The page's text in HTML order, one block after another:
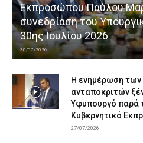
Εκπροσώπου Παύλου
συνεδρίαση του
30ης Ιουλίου 2026
30/07/2026
Η ενημέρωση των
ανταποκριτών
Υφυπουργό παρά
Κυβερνητικό
27/07/2026